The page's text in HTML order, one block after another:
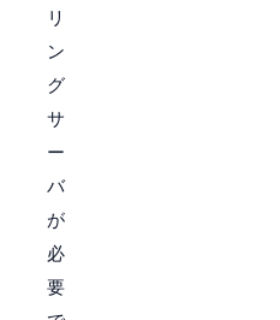
リ
ン
グ
サ
ー
バ
が
必
要